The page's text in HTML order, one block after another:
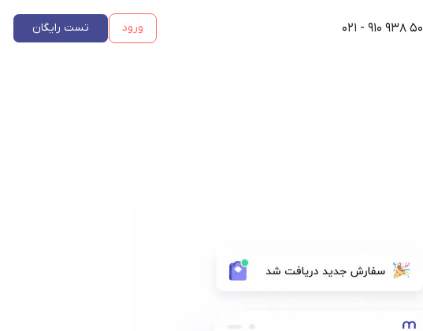
۰۲۱ - ۹۱۰ ۹۳۸ ۵۰ ورود تست رایگان